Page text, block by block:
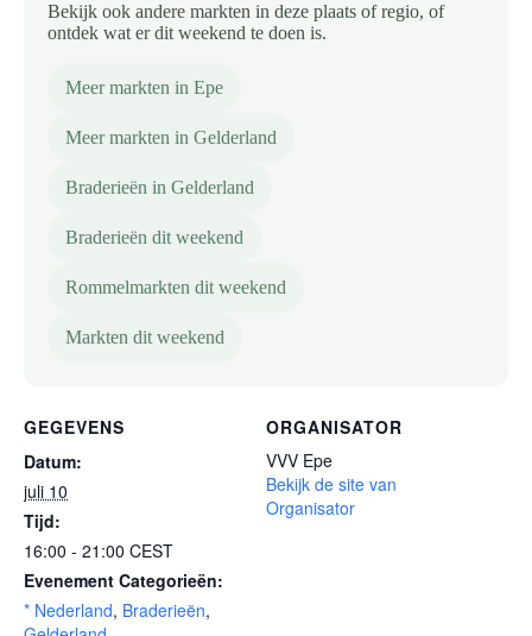
Bekijk ook andere markten in deze plaats of regio, of
ontdek wat er dit weekend te doen is.
Meer markten in Epe
Meer markten in Gelderland
Braderieën in Gelderland
Braderieën dit weekend
Rommelmarkten dit weekend
Markten dit weekend
GEGEVENS
Datum:
juli 10
Tijd:
16:00 - 21:00 CEST
Evenement Categorieën:
* Nederland, Braderieën,
ORGANISATOR
VVV Epe
Bekijk de site van
Organisator